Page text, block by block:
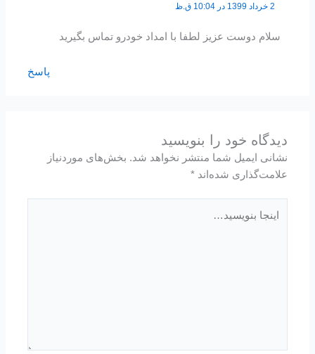
2 خرداد 1399 در 10:04 ق.ظ
سلام دوست عزیز لطفا با امداد خودرو تماس بگیرید
پاسخ
دیدگاه‌ خود را بنویسید
نشانی ایمیل شما منتشر نخواهد شد. بخش‌های موردنیاز
علامت‌گذاری شده‌اند*
بنویسید…